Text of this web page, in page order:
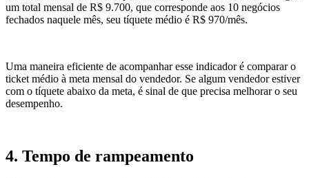
um total mensal de R$ 9.700, que corresponde aos 10 negócios
fechados naquele mês, seu tíquete médio é R$ 970/mês.
Uma maneira eficiente de acompanhar esse indicador é comparar o
ticket médio à meta mensal do vendedor. Se algum vendedor estiver
com o tíquete abaixo da meta, é sinal de que precisa melhorar o seu
desempenho.
4. Tempo de rampeamento